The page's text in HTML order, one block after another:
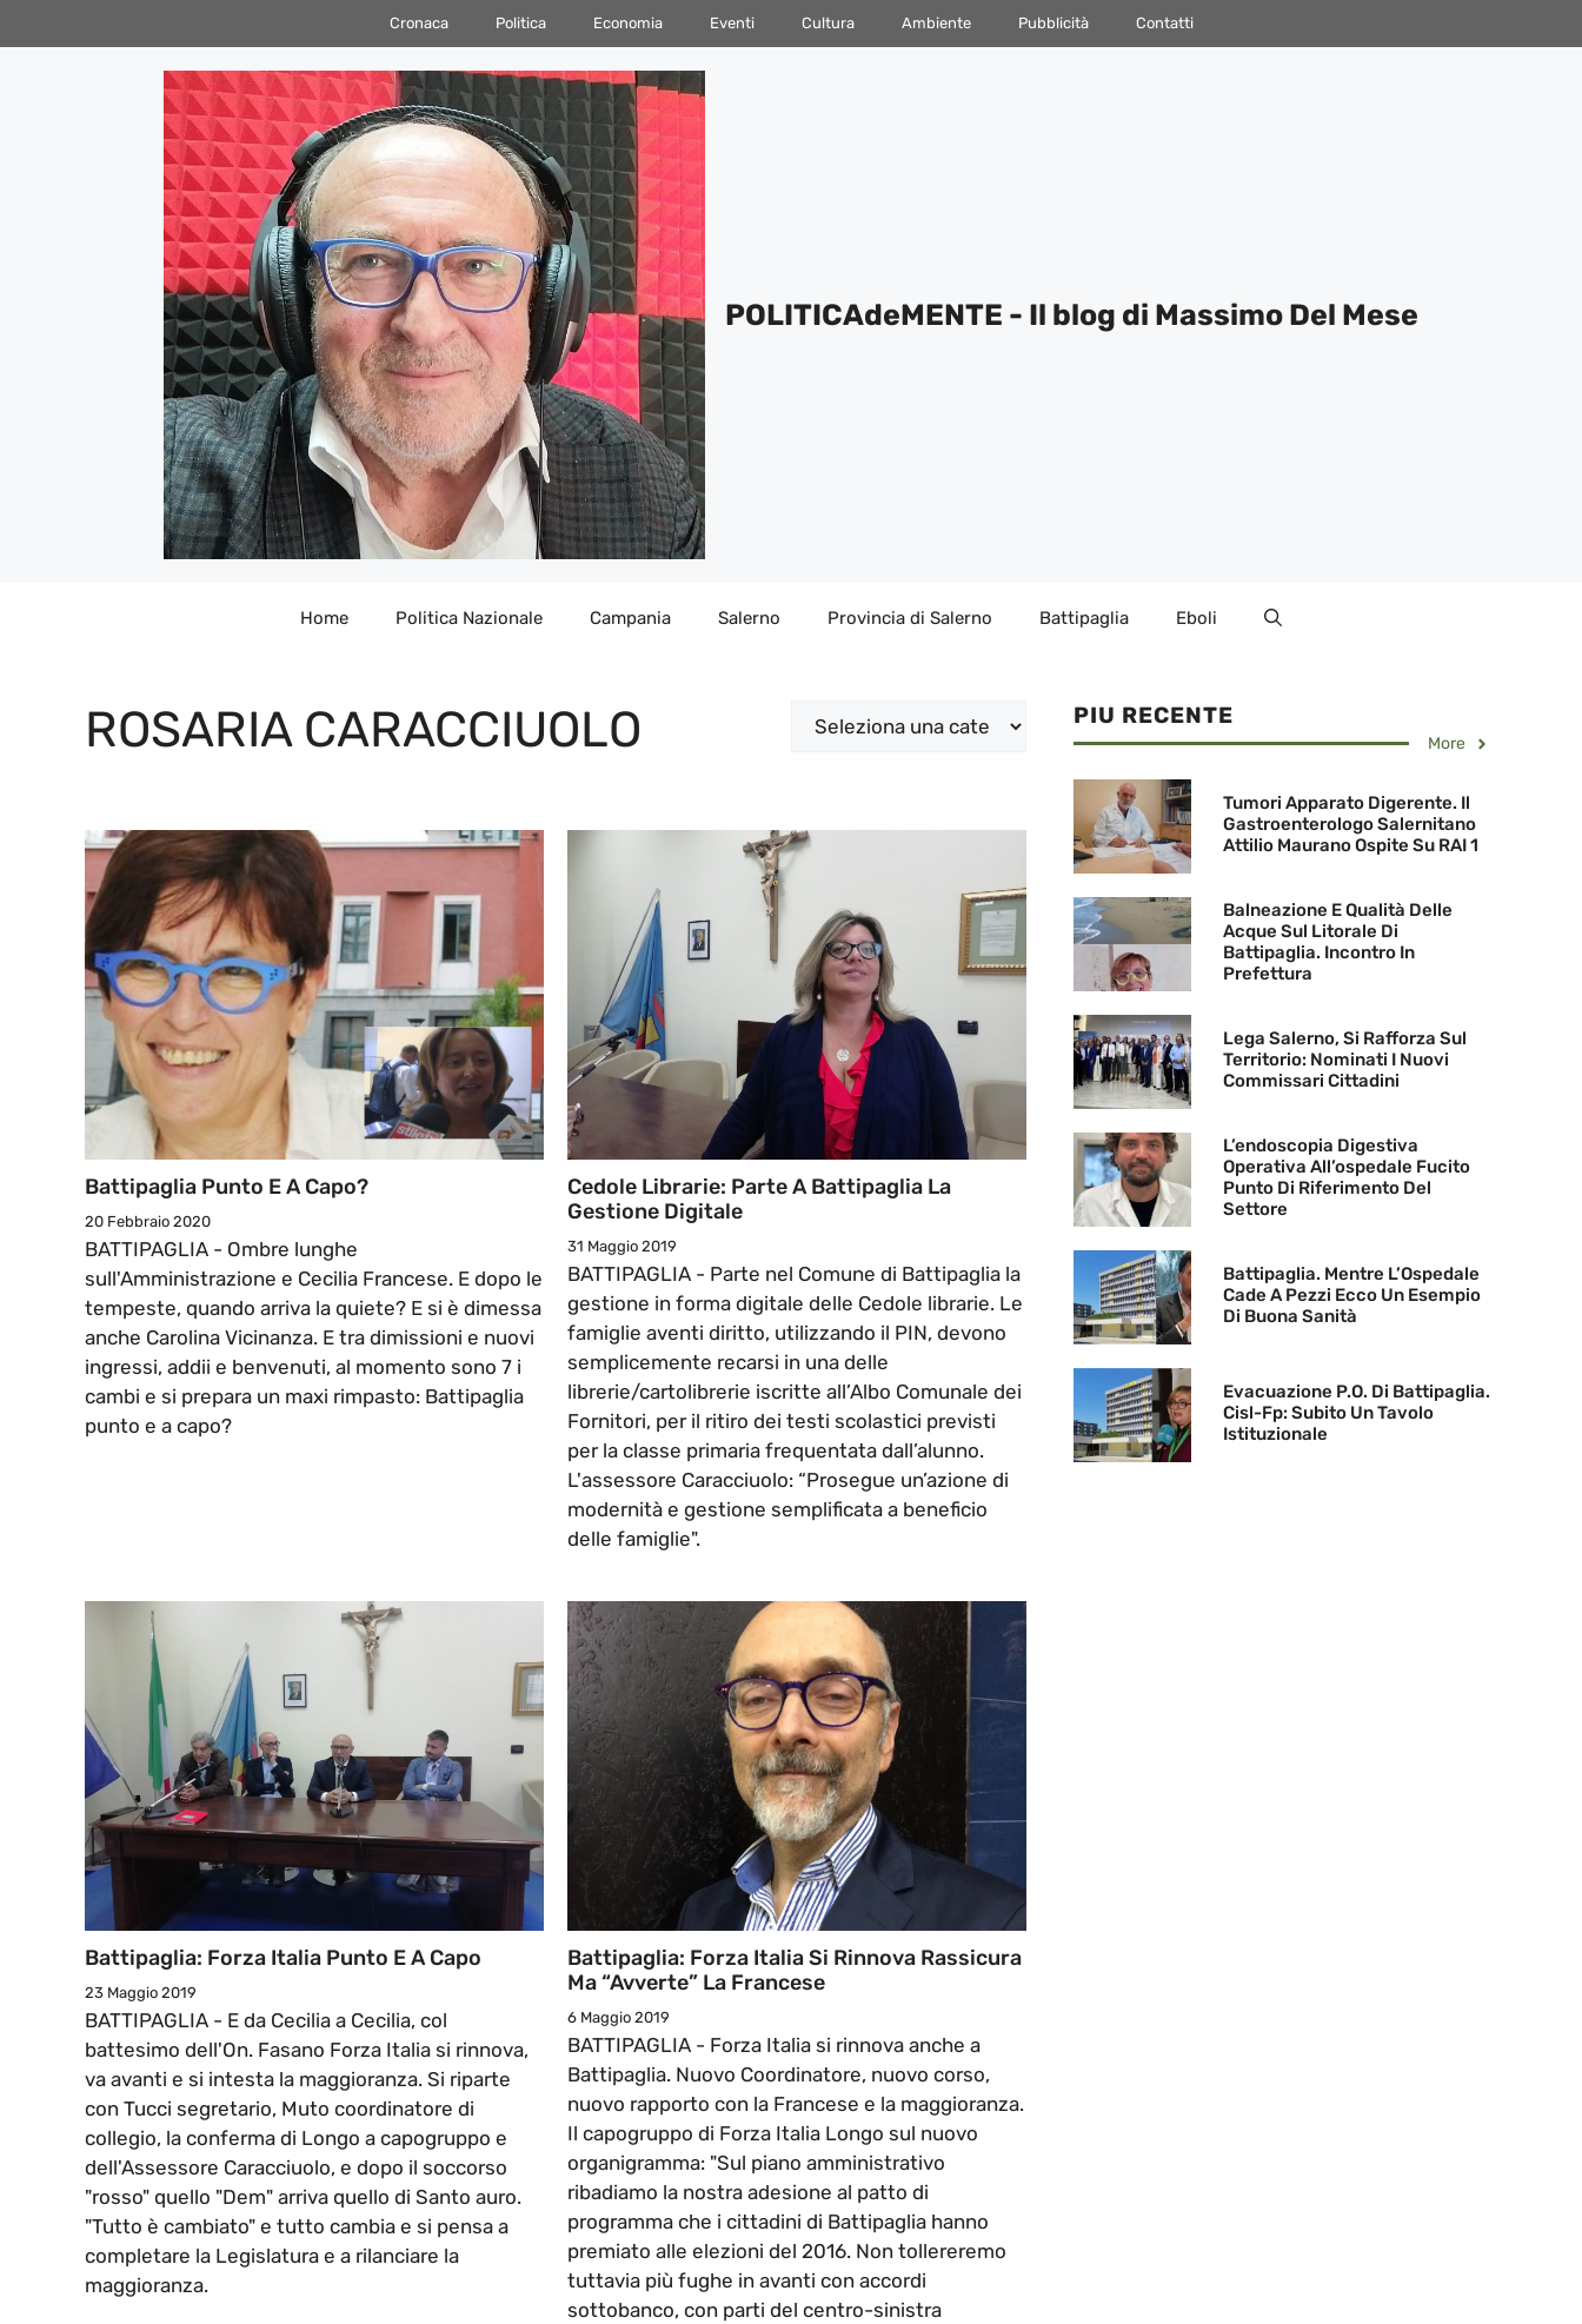
al
Cronaca Politica Economia Eventi Cultura Ambiente Pubblicità Contatti
POLITICAdeMENTE - Il blog di Massimo Del Mese
Home Politica Nazionale Campania Salerno Provincia di Salerno Battipaglia Eboli
ROSARIA CARACCIUOLO Categorie
Battipaglia Punto E A Capo?
20 Febbraio 2020
BATTIPAGLIA - Ombre lunghe
sull'Amministrazione e Cecilia Francese. E dopo le
tempeste, quando arriva la quiete? E si è dimessa
anche Carolina Vicinanza. E tra dimissioni e nuovi
ingressi, addii e benvenuti, al momento sono 7 i
cambi e si prepara un maxi rimpasto: Battipaglia
punto e a capo?
Cedole Librarie: Parte A Battipaglia La
Gestione Digitale
31 Maggio 2019
BATTIPAGLIA - Parte nel Comune di Battipaglia la
gestione in forma digitale delle Cedole librarie. Le
famiglie aventi diritto, utilizzando il PIN, devono
semplicemente recarsi in una delle
librerie/cartolibrerie iscritte all’Albo Comunale dei
Fornitori, per il ritiro dei testi scolastici previsti
per la classe primaria frequentata dall’alunno.
L'assessore Caracciuolo: “Prosegue un’azione di
modernità e gestione semplificata a beneficio
delle famiglie".
Battipaglia: Forza Italia Punto E A Capo
23 Maggio 2019
BATTIPAGLIA - E da Cecilia a Cecilia, col
battesimo dell'On. Fasano Forza Italia si rinnova,
va avanti e si intesta la maggioranza. Si riparte
con Tucci segretario, Muto coordinatore di
collegio, la conferma di Longo a capogruppo e
dell'Assessore Caracciuolo, e dopo il soccorso
"rosso" quello "Dem" arriva quello di Santo auro.
"Tutto è cambiato" e tutto cambia e si pensa a
completare la Legislatura e a rilanciare la
maggioranza.
Battipaglia: Forza Italia Si Rinnova Rassicura
Ma “avverte” La Francese
6 Maggio 2019
BATTIPAGLIA - Forza Italia si rinnova anche a
Battipaglia. Nuovo Coordinatore, nuovo corso,
nuovo rapporto con la Francese e la maggioranza.
Il capogruppo di Forza Italia Longo sul nuovo
organigramma: "Sul piano amministrativo
ribadiamo la nostra adesione al patto di
programma che i cittadini di Battipaglia hanno
premiato alle elezioni del 2016. Non tollereremo
tuttavia più fughe in avanti con accordi
sottobanco, con parti del centro-sinistra
PIU RECENTE
More
Tumori Apparato Digerente. Il
Gastroenterologo Salernitano
Attilio Maurano Ospite Su RAI 1
Balneazione E Qualità Delle
Acque Sul Litorale Di
Battipaglia. Incontro In
Prefettura
Lega Salerno, Si Rafforza Sul
Territorio: Nominati I Nuovi
Commissari Cittadini
L’endoscopia Digestiva
Operativa All’ospedale Fucito
Punto Di Riferimento Del
Settore
Battipaglia. Mentre L’Ospedale
Cade A Pezzi Ecco Un Esempio
Di Buona Sanità
Evacuazione P.O. Di Battipaglia.
Cisl-Fp: Subito Un Tavolo
Istituzionale